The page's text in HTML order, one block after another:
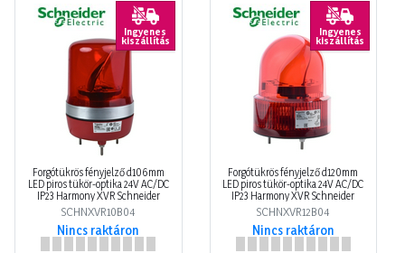
Ingyenes
kiszállítás
Forgótükrös fényjelző d106mm
LED piros tükör-optika 24V AC/DC
IP23 Harmony XVR Schneider
SCHNXVR10B04
Nincs raktáron
Ingyenes
kiszállítás
Forgótükrös fényjelző d120mm
LED piros tükör-optika 24V AC/DC
IP23 Harmony XVR Schneider
SCHNXVR12B04
Nincs raktáron